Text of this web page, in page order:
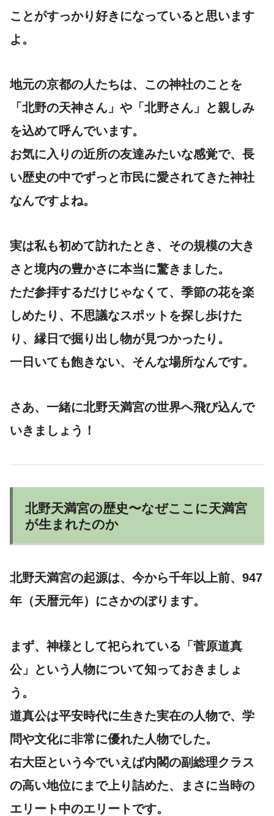
ことがすっかり好きになっていると思います
よ。
地元の京都の人たちは、この神社のことを
「北野の天神さん」や「北野さん」と親しみ
を込めて呼んでいます。
お気に入りの近所の友達みたいな感覚で、長
い歴史の中でずっと市民に愛されてきた神社
なんですよね。
実は私も初めて訪れたとき、その規模の大き
さと境内の豊かさに本当に驚きました。
ただ参拝するだけじゃなくて、季節の花を楽
しめたり、不思議なスポットを探し歩けた
り、縁日で掘り出し物が見つかったり。
一日いても飽きない、そんな場所なんです。
さあ、一緒に北野天満宮の世界へ飛び込んで
いきましょう！
北野天満宮の歴史〜なぜここに天満宮
が生まれたのか
北野天満宮の起源は、今から千年以上前、 947
年（天暦元年） にさかのぼります。
まず、神様として祀られている「菅原道真
公」という人物について知っておきましょ
う。
道真公は平安時代に生きた実在の人物で、学
問や文化に非常に優れた人物でした。
右大臣という今でいえば内閣の副総理クラス
の高い地位にまで上り詰めた、まさに当時の
エリート中のエリートです。